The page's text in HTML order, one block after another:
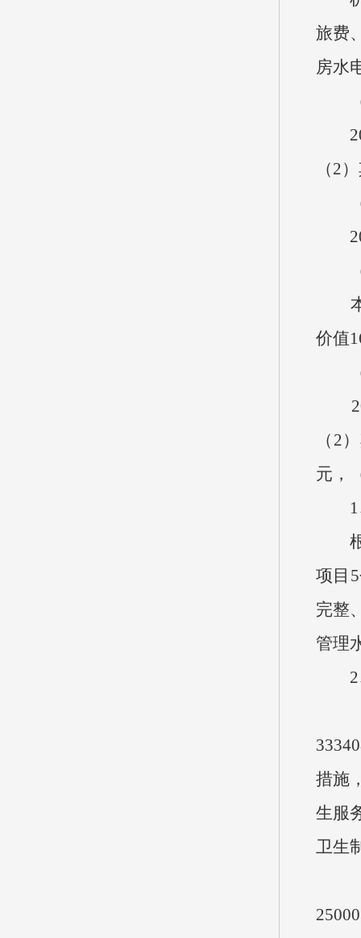
旅费
房水
（
（2
（
（
本
价值
（
（2
元，
1、
根
项目
完整
管理
2、
措施
生服
卫生